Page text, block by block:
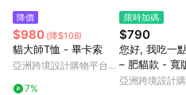
點數回饋或點數回饋有爭議，台灣樂
追訴之權利，活動詳情以樂天市場網
降價
$980 (降$108)
貓大師T恤 - 畢卡索
亞洲跨境設計購物平台
7%
限時加碼
$790
您好, 我吃一
– 肥貓款 - 寬版落肩 -
2色
亞洲跨境設計